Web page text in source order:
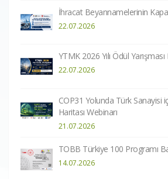
İhracat Beyannamelerinin
22.07.2026
YTMK 2026 Yılı Ödül
22.07.2026
COP31 Yolunda Türk Sanayisi
Haritası Webinarı
21.07.2026
TOBB Türkiye 100 Programı
14.07.2026